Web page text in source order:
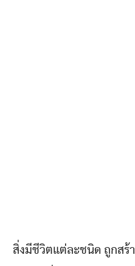
สิ่งมีชีวิตแต่ละชนิด ถูกสร้